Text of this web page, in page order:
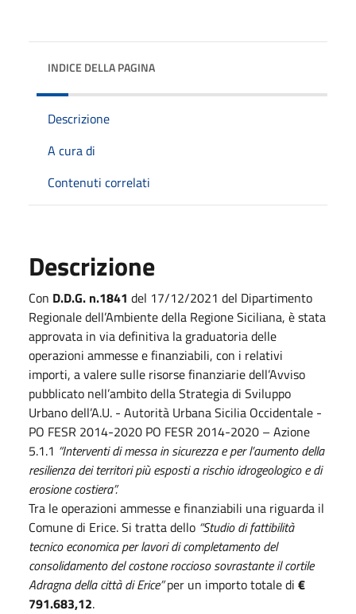
INDICE DELLA PAGINA
Descrizione
A cura di
Contenuti correlati
Descrizione
Con D.D.G. n.1841 del 17/12/2021 del Dipartimento
Regionale dell’Ambiente della Regione Siciliana, è stata
approvata in via definitiva la graduatoria delle
operazioni ammesse e finanziabili, con i relativi
importi, a valere sulle risorse finanziarie dell’Avviso
pubblicato nell’ambito della Strategia di Sviluppo
Urbano dell’A.U. - Autorità Urbana Sicilia Occidentale -
PO FESR 2014-2020 PO FESR 2014-2020 – Azione
5.1.1 “Interventi di messa in sicurezza e per l’aumento della
resilienza dei territori più esposti a rischio idrogeologico e di
erosione costiera”.
Tra le operazioni ammesse e finanziabili una riguarda il
Comune di Erice. Si tratta dello “Studio di fattibilità
tecnico economica per lavori di completamento del
consolidamento del costone roccioso sovrastante il cortile
Adragna della città di Erice”per un importo totale di €
791.683,12.